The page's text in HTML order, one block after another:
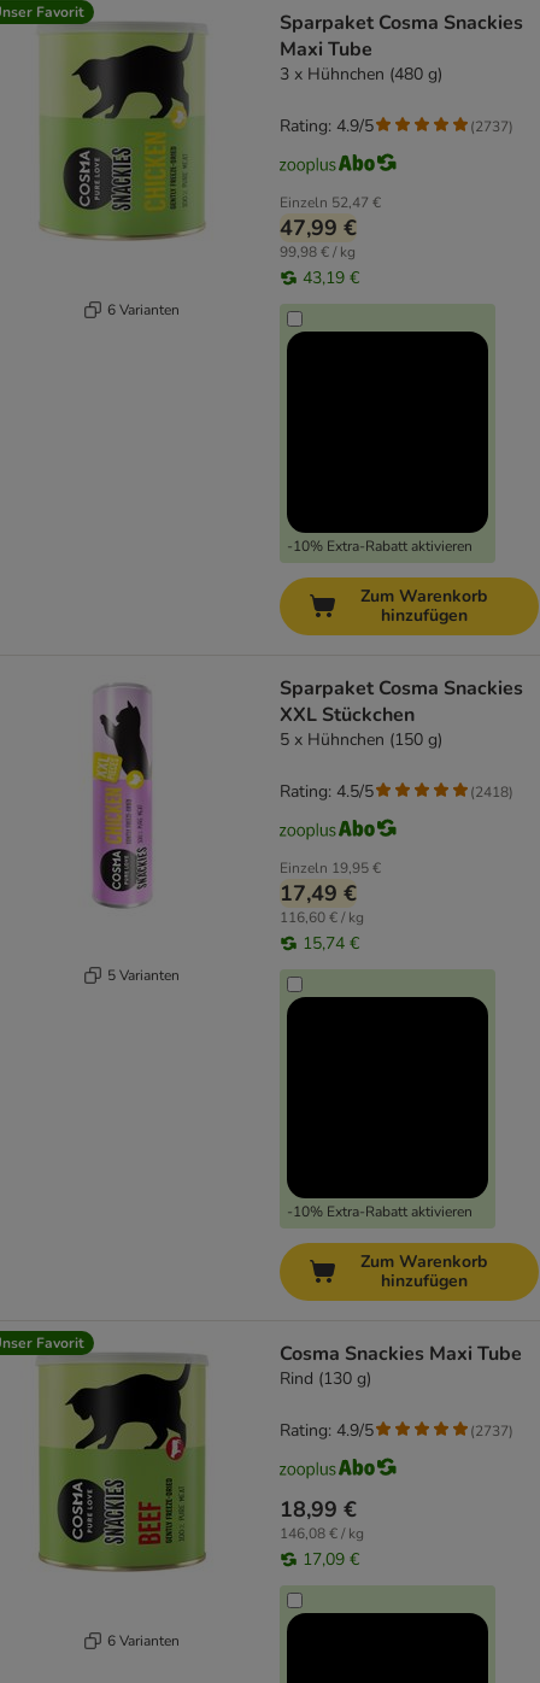
Favorit
6 Varianten
Sparpaket Cosma Snackies
Maxi Tube
3 x Hühnchen (480 g)
Einzeln 52,47 €
47,99 €
99,98 € / kg
43,19 €
-10% Extra-Rabatt aktivieren
Rating: 4.9/5 (2737)
Zum Warenkorb
hinzufügen
5 Varianten
Sparpaket Cosma Snackies
XXL Stückchen
5 x Hühnchen (150 g)
Einzeln 19,95 €
17,49 €
116,60 € / kg
15,74 €
-10% Extra-Rabatt aktivieren
Rating: 4.5/5 (2418)
Zum Warenkorb
hinzufügen
Favorit
6 Varianten
Cosma Snackies Maxi Tube
Rind (130 g)
18,99 €
146,08 € / kg
17,09 €
Rating: 4.9/5 (2737)